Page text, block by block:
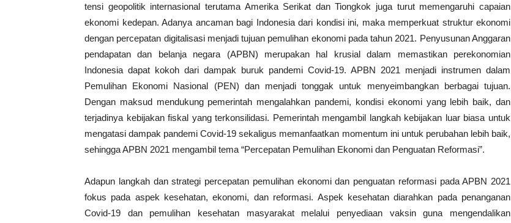
tensi geopolitik internasional terutama Amerika Serikat dan Tiongkok juga turut memengaruhi capaian
ekonomi kedepan. Adanya ancaman bagi Indonesia dari kondisi ini, maka memperkuat struktur ekonomi
dengan percepatan digitalisasi menjadi tujuan pemulihan ekonomi pada tahun 2021. Penyusunan Anggaran
pendapatan dan belanja negara (APBN) merupakan hal krusial dalam memastikan perekonomian
Indonesia dapat kokoh dari dampak buruk pandemi Covid-19. APBN 2021 menjadi instrumen dalam
Pemulihan Ekonomi Nasional (PEN) dan menjadi tonggak untuk menyeimbangkan berbagai tujuan.
Dengan maksud mendukung pemerintah mengalahkan pandemi, kondisi ekonomi yang lebih baik, dan
terjadinya kebijakan fiskal yang terkonsilidasi. Pemerintah mengambil langkah kebijakan luar biasa untuk
mengatasi dampak pandemi Covid-19 sekaligus memanfaatkan momentum ini untuk perubahan lebih baik,
sehingga APBN 2021 mengambil tema “Percepatan Pemulihan Ekonomi dan Penguatan Reformasi”.
Adapun langkah dan strategi percepatan pemulihan ekonomi dan penguatan reformasi pada APBN 2021
fokus pada aspek kesehatan, ekonomi, dan reformasi. Aspek kesehatan diarahkan pada penanganan
Covid-19 dan pemulihan kesehatan masyarakat melalui penyediaan vaksin guna mengendalikan